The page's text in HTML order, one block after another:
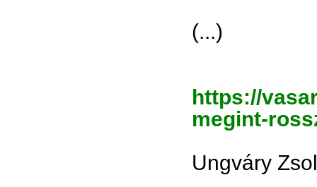
(...)
https://
megint-
Ungváry